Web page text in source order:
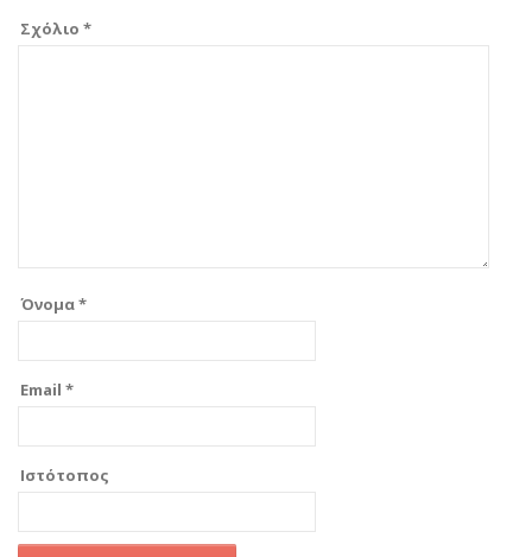
Σχόλιο *
Όνομα*
Email *
Ιστότοπος